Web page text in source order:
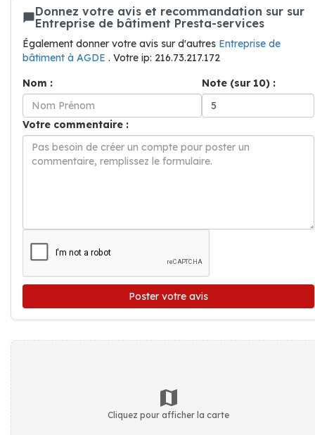
Donnez votre avis et recommandation sur sur
Entreprise de bâtiment Presta-services
Également donner votre avis sur d'autres Entreprise de
bâtiment à AGDE . Votre ip: 216.73.217.172
Nom :
Note (sur 10) :
Votre commentaire :
Poster votre avis
Cliquez pour afficher la carte